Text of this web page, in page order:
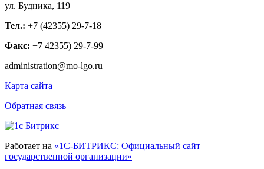
ул. Будника, 119
Тел.: +7 (42355) 29-7-18
Факс: +7 42355) 29-7-99
administration@mo-lgo.ru
Карта сайта
Обратная связь
Работает на «1С-БИТРИКС: Официальный сайт
государственной организации»